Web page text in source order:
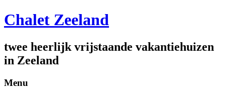
Chalet Zeeland
twee heerlijk vrijstaande vakantiehuizen
in Zeeland
Menu